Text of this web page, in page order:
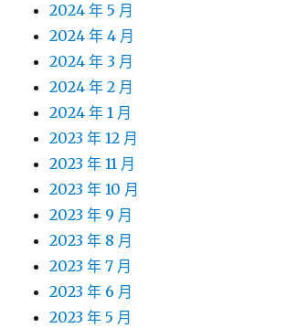
2024 年 5 月
2024 年 4 月
2024 年 3 月
2024 年 2 月
2024 年 1 月
2023 年 12 月
2023 年 11 月
2023 年 10 月
2023 年 9 月
2023 年 8 月
2023 年 7 月
2023 年 6 月
2023 年 5 月